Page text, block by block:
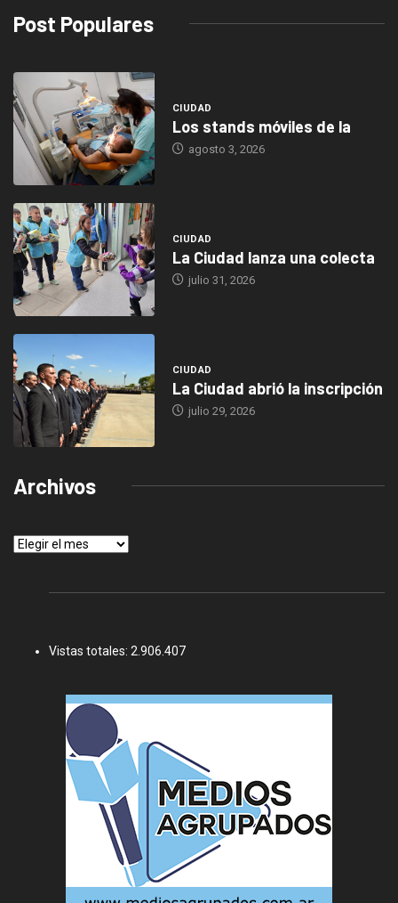
Post Populares
CIUDAD
Los stands móviles de la
agosto 3, 2026
CIUDAD
La Ciudad lanza una colecta
julio 31, 2026
CIUDAD
La Ciudad abrió la inscripción
julio 29, 2026
Archivos
Archivos
Vistas totales: 2.906.407